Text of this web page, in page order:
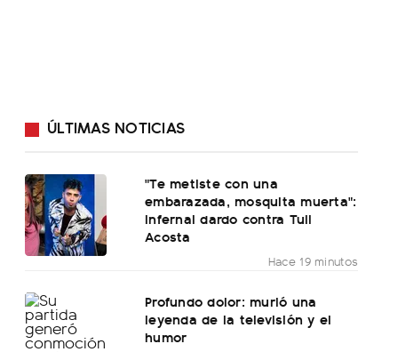
ÚLTIMAS NOTICIAS
"Te metiste con una
embarazada, mosquita muerta":
infernal dardo contra Tuli
Acosta
Hace 19 minutos
Profundo dolor: murió una
leyenda de la televisión y el
humor